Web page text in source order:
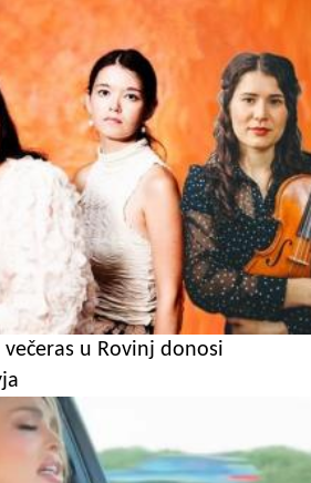
u Rovinj donosi